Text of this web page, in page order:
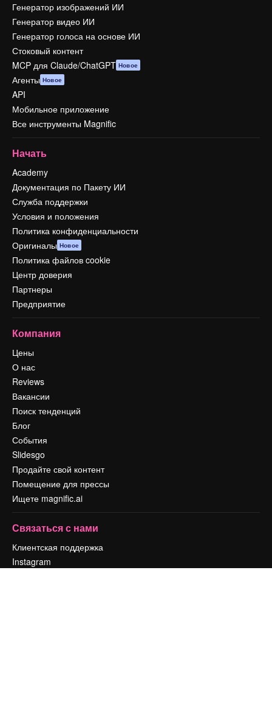
Генератор изображений ИИ
Генератор видео ИИ
Генератор голоса на основе ИИ
Стоковый контент
MCP для Claude/ChatGPT Новое
Агенты Новое
API
Мобильное приложение
Все инструменты Magnific
Начать
Academy
Документация по Пакету ИИ
Служба поддержки
Условия и положения
Политика конфиденциальности
Оригиналы Новое
Политика файлов cookie
Центр доверия
Партнеры
Предприятие
Компания
Цены
О нас
Reviews
Вакансии
Поиск тенденций
Блог
События
Slidesgo
Продайте свой контент
Помещение для прессы
Ищете magnific.ai
Связаться с нами
Клиентская поддержка
Instagram